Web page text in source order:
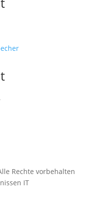
Rechte vorbehalten
IT